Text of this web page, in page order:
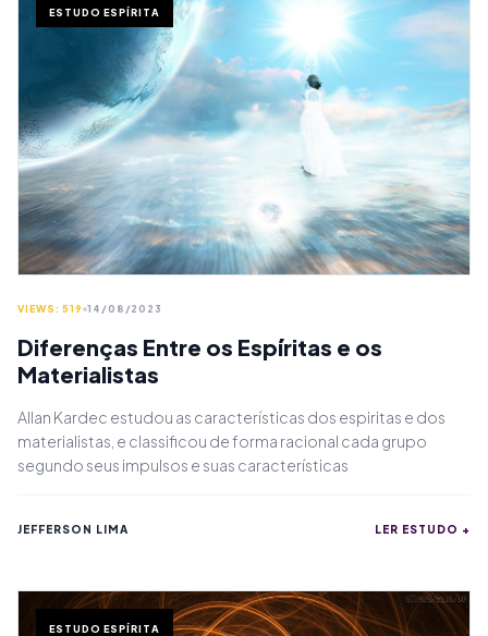
ESTUDO ESPÍRITA
VIEWS: 519 14/08/2023
Diferenças Entre os Espíritas e os
Materialistas
Allan Kardec estudou as características dos espiritas e dos
materialistas, e classificou de forma racional cada grupo
segundo seus impulsos e suas características
JEFFERSON LIMA LER ESTUDO +
ESTUDO ESPÍRITA